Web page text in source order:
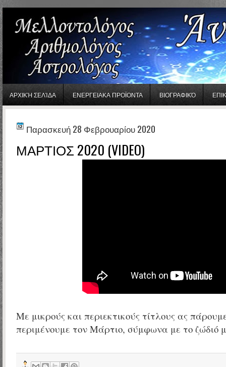
ΑΡΧΙΚΉ ΣΕΛΊΔΑ ΕΝΕΡΓΕΙΑΚΑ ΠΡΟΪΟΝΤΑ ΒΙΟΓΡΑΦΙΚΌ
Παρασκευή 28 Φεβρουαρίου 2020
ΜΑΡΤΙΟΣ 2020 (VIDEO)
Με μικρούς και περιεκτικούς τίτλους ας
περιμένουμε τον Μάρτιο, σύμφωνα με το ζώδιό